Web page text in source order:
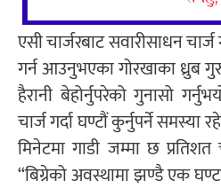
एसी चार्जरबाट सवारीसाधन चार्ज
गर्न आउनुभएका गोरखाका ध्रुब
हैरानी बेहोर्नुपरेको गुनासो
चार्ज गर्दा घण्टौं कुर्नुपर्ने
मिनेटमा गाडी जम्मा छ
“बिग्रेको अवस्थामा झण्डै एक